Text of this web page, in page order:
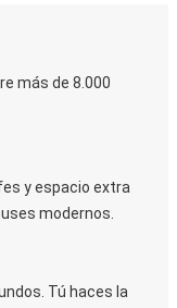
más de 8.000
y espacio extra
modernos.
Tú haces la